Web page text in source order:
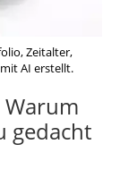
Zeitalter,
AI erstellt.
gedacht